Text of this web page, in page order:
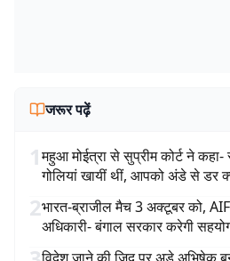
जरूर पढ़ें
1महुआ मोईत्रा से सुप्रीम कोर्ट ने कहा-
गोलियां खायीं थीं, आपको अंडे से डर
2भारत-ब्राजील मैच 3 अक्टूबर को,
अधिकारी- बंगाल सरकार करेगी